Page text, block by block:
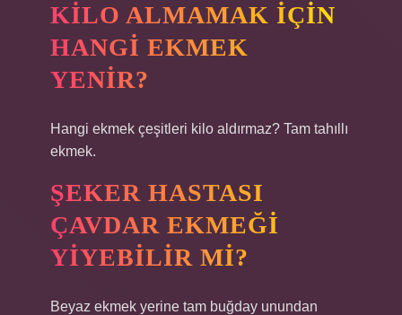
KILO ALMAMAK IÇIN
HANGI EKMEK
YENIR?
Hangi ekmek çeşitleri kilo aldırmaz? Tam tahıllı
ekmek.
ŞEKER HASTASI
ÇAVDAR EKMEĞI
YIYEBILIR MI?
Beyaz ekmek yerine tam buğday unundan